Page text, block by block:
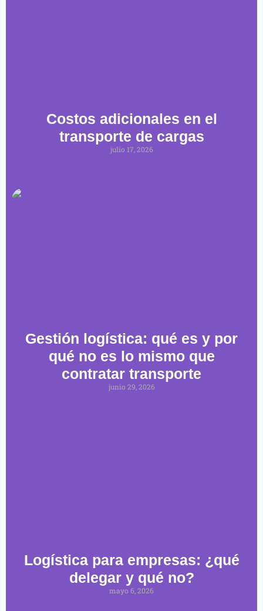
Costos adicionales en el
transporte de cargas
julio 17, 2026
Gestión logística: qué es y por
qué no es lo mismo que
contratar transporte
junio 29, 2026
Logística para empresas: ¿qué
delegar y qué no?
mayo 6, 2026